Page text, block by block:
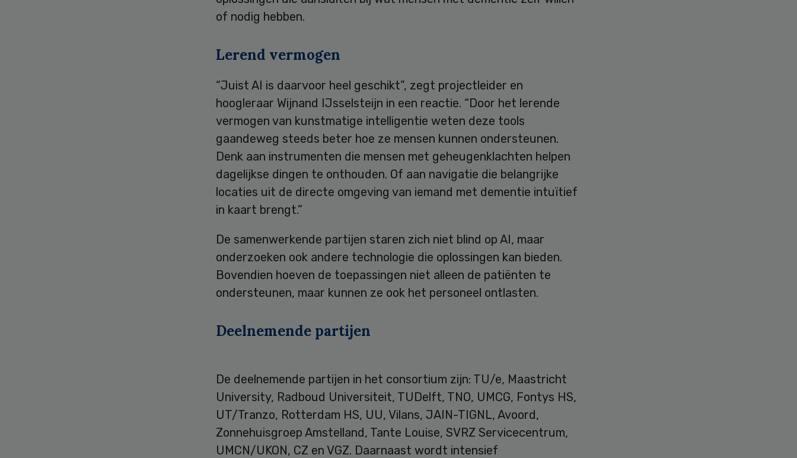
of nodig hebben.
Lerend vermogen
“Juist AI is daarvoor heel geschikt”, zegt projectleider en
hoogleraar Wijnand IJsselsteijn in een reactie. “Door het lerende
vermogen van kunstmatige intelligentie weten deze tools
gaandeweg steeds beter hoe ze mensen kunnen ondersteunen.
Denk aan instrumenten die mensen met geheugenklachten helpen
dagelijkse dingen te onthouden. Of aan navigatie die belangrijke
locaties uit de directe omgeving van iemand met dementie intuïtief
in kaart brengt.”
De samenwerkende partijen staren zich niet blind op AI, maar
onderzoeken ook andere technologie die oplossingen kan bieden.
Bovendien hoeven de toepassingen niet alleen de patiënten te
ondersteunen, maar kunnen ze ook het personeel ontlasten.
Deelnemende partijen
De deelnemende partijen in het consortium zijn: TU/e, Maastricht
University, Radboud Universiteit, TUDelft, TNO, UMCG, Fontys HS,
UT/Tranzo, Rotterdam HS, UU, Vilans, JAIN-TIGNL, Avoord,
Zonnehuisgroep Amstelland, Tante Louise, SVRZ Servicecentrum,
UMCN/UKON, CZ en VGZ. Daarnaast wordt intensief